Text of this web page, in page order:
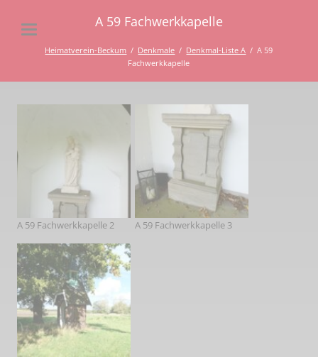
A 59 Fachwerkkapelle
Heimatverein-Beckum Denkmale Denkmal-Liste A
A 59
Fachwerkkapelle
A 59 Fachwerkkapelle 2 A 59 Fachwerkkapelle 3